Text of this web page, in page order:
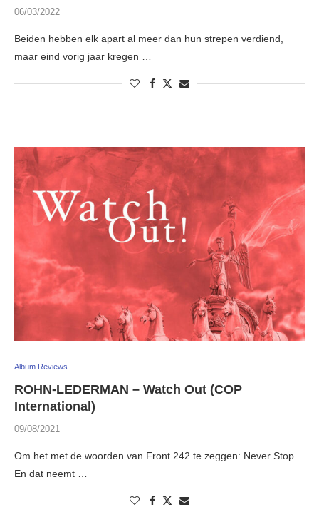
06/03/2022
Beiden hebben elk apart al meer dan hun strepen verdiend,
maar eind vorig jaar kregen …
Album Reviews
ROHN-LEDERMAN – Watch Out (COP
International)
09/08/2021
Om het met de woorden van Front 242 te zeggen: Never Stop.
En dat neemt …